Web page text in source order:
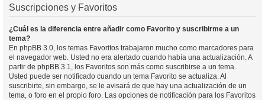
Suscripciones y Favoritos
¿Cuál es la diferencia entre añadir como Favorito y suscribirme a un
tema?
En phpBB 3.0, los temas Favoritos trabajaron mucho como marcadores para
el navegador web. Usted no era alertado cuando había una actualización. A
partir de phpBB 3.1, los Favoritos son más como suscribirse a un tema.
Usted puede ser notificado cuando un tema Favorito se actualiza. Al
suscribirte, sin embargo, se le avisará de que hay una actualización de un
tema, o foro en el propio foro. Las opciones de notificación para los Favoritos